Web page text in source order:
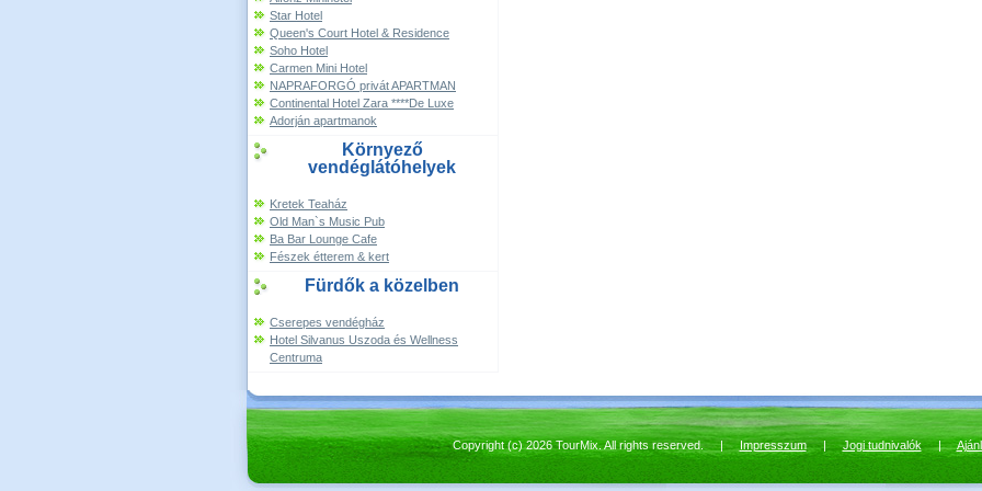
Star Hotel
Queen's Court Hotel & Residence
Soho Hotel
Carmen Mini Hotel
NAPRAFORGÓ privát APARTMAN
Continental Hotel Zara ****De Luxe
Adorján apartmanok
Környező
vendéglátóhelyek
Kretek Teaház
Old Man`s Music Pub
Ba Bar Lounge Cafe
Fészek étterem & kert
Fürdők a közelben
Cserepes vendégház
Hotel Silvanus Uszoda és Wellness
Centruma
Copyright (c) 2026 TourMix. All rights reserved. |Impresszum|Jogi tudnivalók|